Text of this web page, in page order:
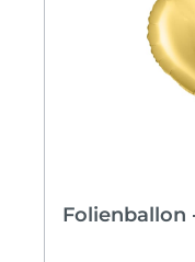
Folienballon